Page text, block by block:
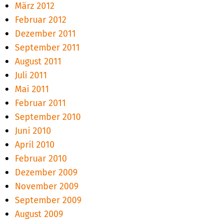
März 2012
Februar 2012
Dezember 2011
September 2011
August 2011
Juli 2011
Mai 2011
Februar 2011
September 2010
Juni 2010
April 2010
Februar 2010
Dezember 2009
November 2009
September 2009
August 2009